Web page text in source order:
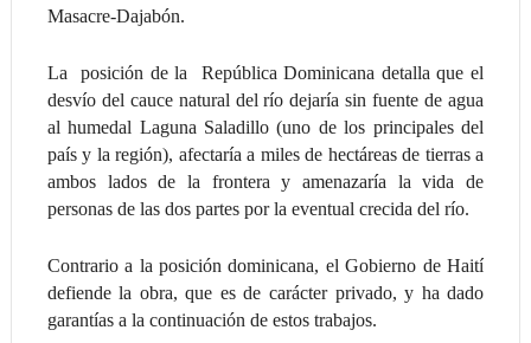
Masacre-Dajabón.
La posición de la República Dominicana detalla que el
desvío del cauce natural del río dejaría sin fuente de agua
al humedal Laguna Saladillo (uno de los principales del
país y la región), afectaría a miles de hectáreas de tierras a
ambos lados de la frontera y amenazaría la vida de
personas de las dos partes por la eventual crecida del río.
Contrario a la posición dominicana, el Gobierno de Haití
defiende la obra, que es de carácter privado, y ha dado
garantías a la continuación de estos trabajos.